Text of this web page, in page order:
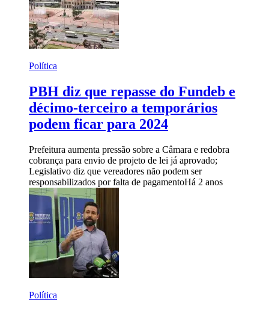
Política
PBH diz que repasse do Fundeb e
décimo-terceiro a temporários
podem ficar para 2024
Prefeitura aumenta pressão sobre a Câmara e redobra
cobrança para envio de projeto de lei já aprovado;
Legislativo diz que vereadores não podem ser
responsabilizados por falta de pagamentoHá 2 anos
Política